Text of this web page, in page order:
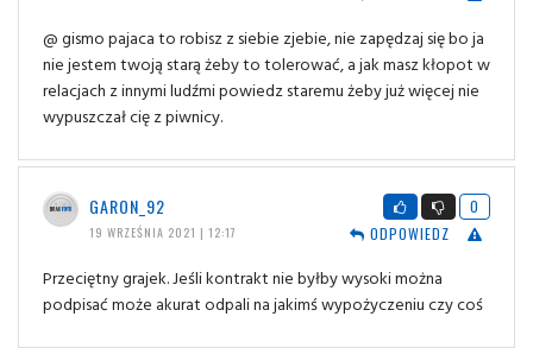
@ gismo pajaca to robisz z siebie zjebie, nie zapędzaj się bo ja
nie jestem twoją starą żeby to tolerować, a jak masz kłopot w
relacjach z innymi ludźmi powiedz staremu żeby już więcej nie
wypuszczał cię z piwnicy.
GARON_92
19 WRZEŚNIA 2021 | 12:17
0
ODPOWIEDZ
Przeciętny grajek. Jeśli kontrakt nie byłby wysoki można
podpisać może akurat odpali na jakimś wypożyczeniu czy coś